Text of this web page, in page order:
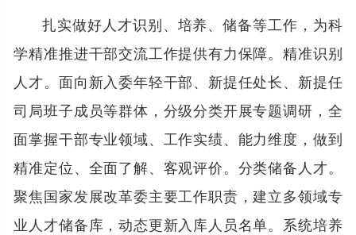
扎实做好人才识别、培养、储备等工作，为科
学精准推进干部交流工作提供有力保障。精准识别
人才。面向新入委年轻干部、新提任处长、新提任
司局班子成员等群体，分级分类开展专题调研，全
面掌握干部专业领域、工作实绩、能力维度，做到
精准定位、全面了解、客观评价。分类储备人才。
聚焦国家发展改革委主要工作职责，建立多领域专
业人才储备库，动态更新入库人员名单。系统培养